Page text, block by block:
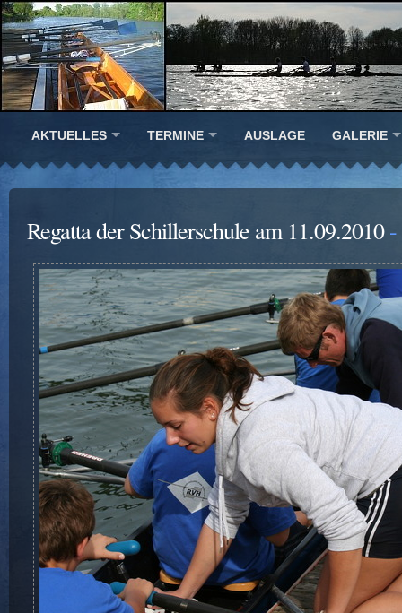
AKTUELLES TERMINE AUSLAGE GALERIE
Regatta der Schillerschule am 11.09.2010-